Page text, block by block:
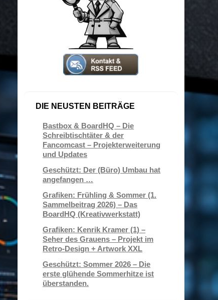
DIE NEUSTEN BEITRÄGE
Bastbox & BoardHQ – Die
Schreibtischtäter & der
Fancomcast – Projekterweiterung
und Updates
Geschützt: Der (Büro) Umbau hat
angefangen …
Grafiken: Frühling & Sommer (1.
Sammelbeitrag 2026) – Das
BoardHQ (Kreativwerkstatt)
Grafiken: Kenrik Kramer (1) –
Seher des Grauens – Projekt im
Retro-Design + Artwork XXL
Geschützt: Sommer 2026 – Die
erste glühende Sommerhitze ist
überstanden.